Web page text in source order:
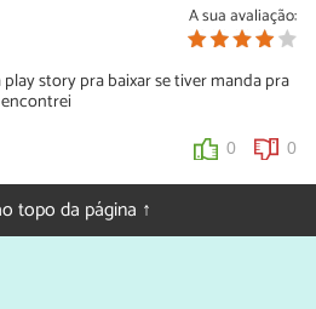
A sua avaliação:
story pra baixar se tiver manda pra
0 0
topo da página ↑